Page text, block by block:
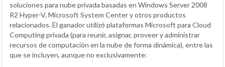
soluciones para nube privada basadas en Windows Server 2008
R2 Hyper-V, Microsoft System Center y otros productos
relacionados. El ganador utilizó plataformas Microsoft para Cloud
Computing privada (para reunir, asignar, proveer y administrar
recursos de computación en la nube de forma dinámica), entre las
que se incluyen, aunque no exclusivamente: